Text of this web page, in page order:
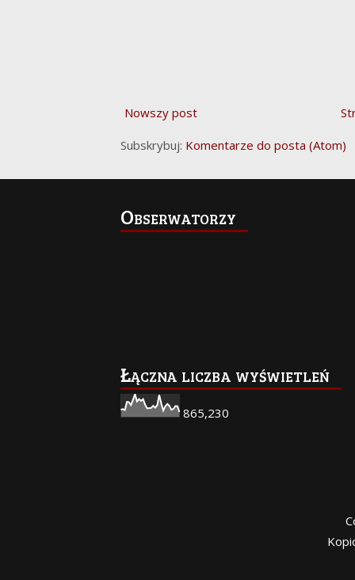
Nowszy post
Subskrybuj: Komentarze do posta (Atom)
Obserwatorzy
Łączna liczba wyświetleń
865,230